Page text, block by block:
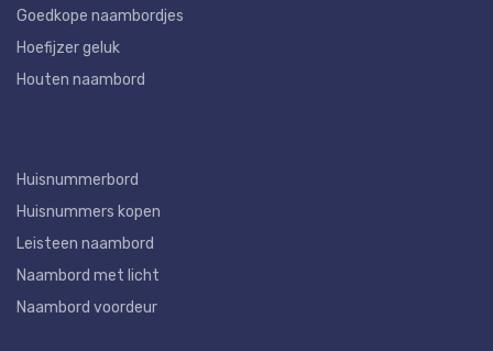
Goedkope naambordjes
Hoefijzer geluk
Houten naambord
Huisnummerbord
Huisnummers kopen
Leisteen naambord
Naambord met licht
Naambord voordeur